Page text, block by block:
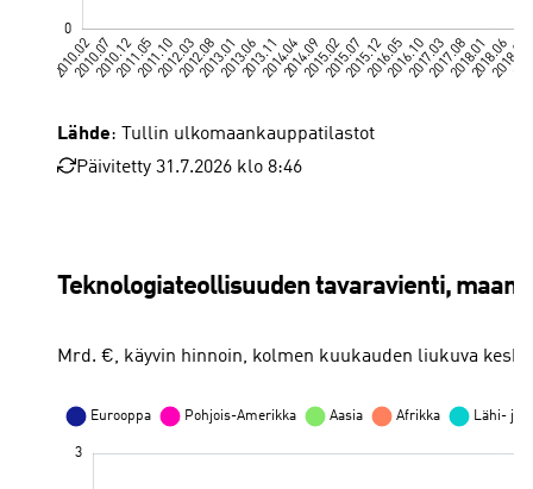
Lähde: Tullin ulkomaankauppatilastot
Päivitetty 31.7.2026 klo 8:46
Teknologiateollisuuden tavaravienti,
Mrd. €, käyvin hinnoin, kolmen kuukauden liukuva